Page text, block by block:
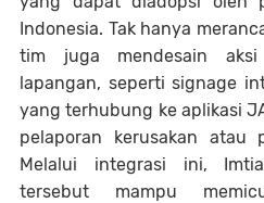
Indonesia. Tak hanya
tim juga mendesain
lapangan, seperti signage
yang terhubung ke aplikasi
pelaporan kerusakan atau
Melalui integrasi ini,
tersebut mampu